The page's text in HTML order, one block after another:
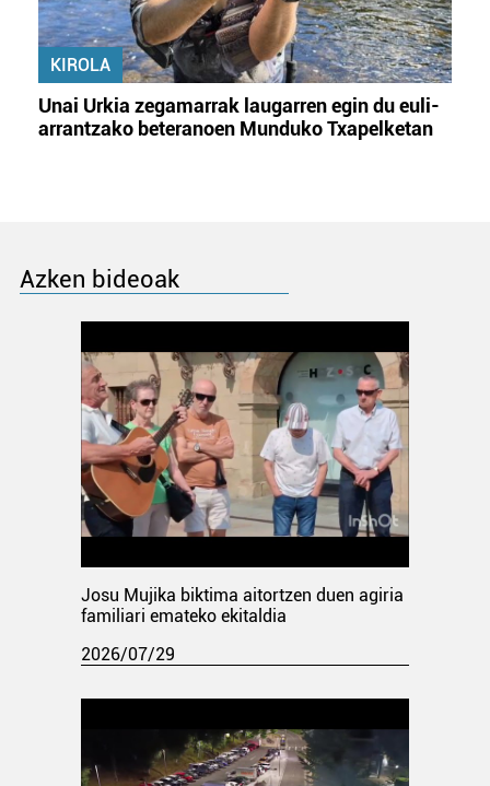
KIROLA
Unai Urkia zegamarrak laugarren egin du euli-
arrantzako beteranoen Munduko Txapelketan
Azken bideoak
Josu Mujika biktima aitortzen duen agiria
familiari emateko ekitaldia
2026/07/29